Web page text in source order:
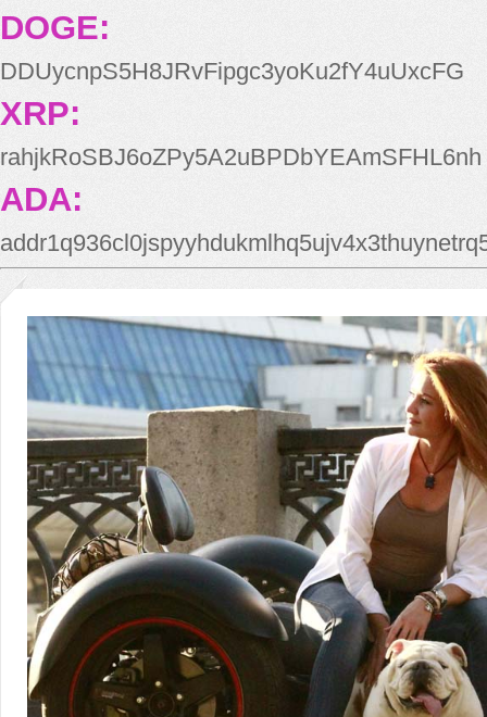
DOGE:
DDUycnpS5H8JRvFipgc3yoKu2fY4uUxcFG
XRP:
rahjkRoSBJ6oZPy5A2uBPDbYEAmSFHL6nh
ADA: